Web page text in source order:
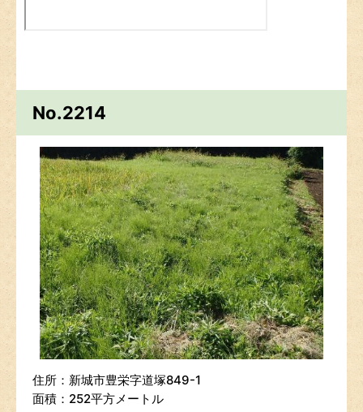
No.2214
住所：新城市豊栄字道塚849-1
面積：252平方メートル